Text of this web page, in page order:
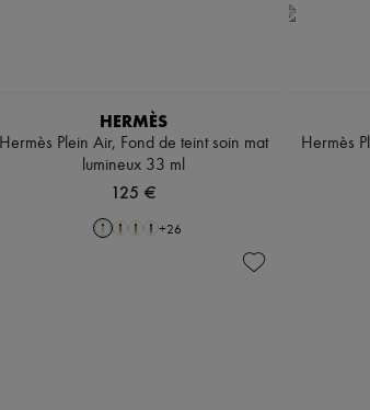
HERMÈS
Hermès Plein Air, Fond de teint soin mat
lumineux 33 ml
125 €
+26
Hermès